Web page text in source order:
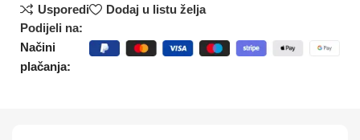
Usporedi
Dodaj u listu želja
Podijeli na:
Načini
plačanja: